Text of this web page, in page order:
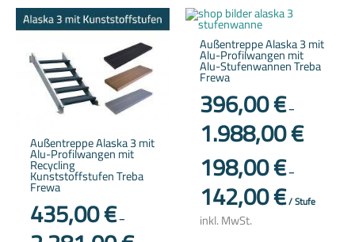
Außentreppe Alaska 3 mit
Alu-Profilwangen mit
Recycling
Kunststoffstufen Treba
Frewa
435,00€–
Dieses
Produkt
weist
mehrere
Varianten
auf.
Die
Optionen
können
Produktseite
gewählt
Außentreppe Alaska 3 mit
Alu-Profilwangen mit
Alu-Stufenwannen Treba
Frewa
396,00€–
1.988,00€
198,00€–
142,00€/Stufe
inkl. MwSt.
weist
mehrere
auf.
Die